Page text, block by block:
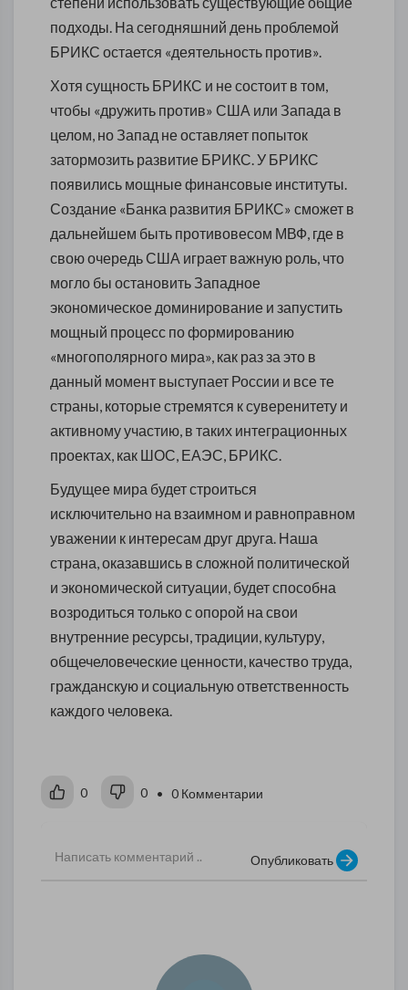
подходы. На сегодняшний день проблемой
БРИКС остается «деятельность против».
Хотя сущность БРИКС и не состоит в том,
чтобы «дружить против» США или Запада в
целом, но Запад не оставляет попыток
затормозить развитие БРИКС. У БРИКС
появились мощные финансовые институты.
Создание «Банка развития БРИКС» сможет в
дальнейшем быть противовесом МВФ, где в
свою очередь США играет важную роль, что
могло бы остановить Западное
экономическое доминирование и запустить
мощный процесс по формированию
«многополярного мира», как раз за это в
данный момент выступает России и все те
страны, которые стремятся к суверенитету и
активному участию, в таких интеграционных
проектах, как ШОС, ЕАЭС, БРИКС.
Будущее мира будет строиться
исключительно на взаимном и равноправном
уважении к интересам друг друга. Наша
страна, оказавшись в сложной политической
и экономической ситуации, будет способна
возродиться только с опорой на свои
внутренние ресурсы, традиции, культуру,
общечеловеческие ценности, качество труда,
гражданскую и социальную ответственность
каждого человека.
0 0 • 0 Комментарии
Опубликовать